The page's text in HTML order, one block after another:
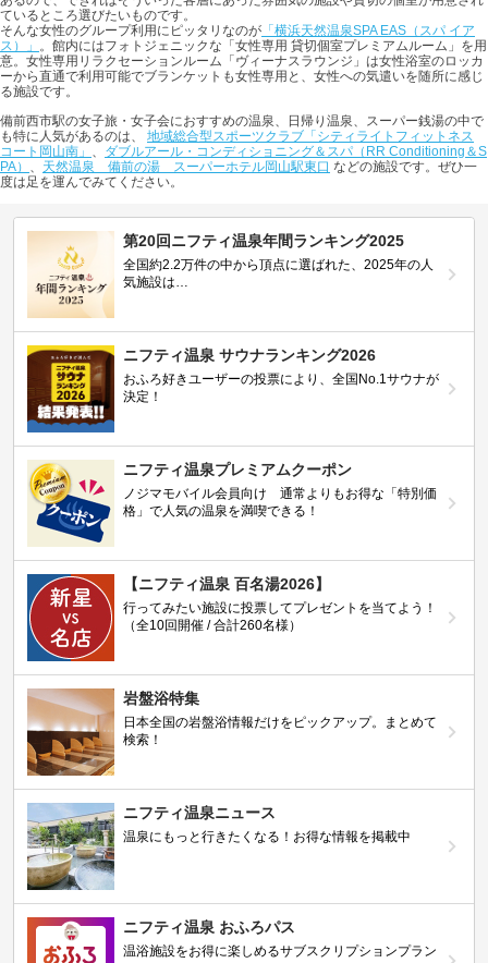
ているところ選びたいものです。
そんな女性のグループ利用にピッタリなのが 「横浜天然温泉SPA EAS（スパ イア
ス）」 。館内にはフォトジェニックな「女性専用 貸切個室プレミアムルーム」を用
意。女性専用リラクセーションルーム「ヴィーナスラウンジ」は女性浴室のロッカ
ーから直通で利用可能でブランケットも女性専用と、女性への気遣いを随所に感じ
る施設です。
備前西市駅の女子旅・女子会におすすめの温泉、日帰り温泉、スーパー銭湯の中で
も特に人気があるのは、 地域総合型スポーツクラブ「シティライトフィットネス
コート岡山南」 、 ダブルアール・コンディショニング＆スパ（RR Conditioning＆S
PA） 、 天然温泉 備前の湯 スーパーホテル岡山駅東口 などの施設です。ぜひ一
度は足を運んでみてください。
第20回ニフティ温泉年間ランキング2025
全国約2.2万件の中から頂点に選ばれた、2025年の人
気施設は…
ニフティ温泉 サウナランキング2026
おふろ好きユーザーの投票により、全国No.1サウナが
決定！
ニフティ温泉プレミアムクーポン
ノジマモバイル会員向け 通常よりもお得な「特別価
格」で人気の温泉を満喫できる！
【ニフティ温泉 百名湯2026】
行ってみたい施設に投票してプレゼントを当てよう！
（全10回開催 / 合計260名様）
岩盤浴特集
日本全国の岩盤浴情報だけをピックアップ。まとめて
検索！
ニフティ温泉ニュース
温泉にもっと行きたくなる！お得な情報を掲載中
ニフティ温泉 おふろパス
温浴施設をお得に楽しめるサブスクリプションプラン